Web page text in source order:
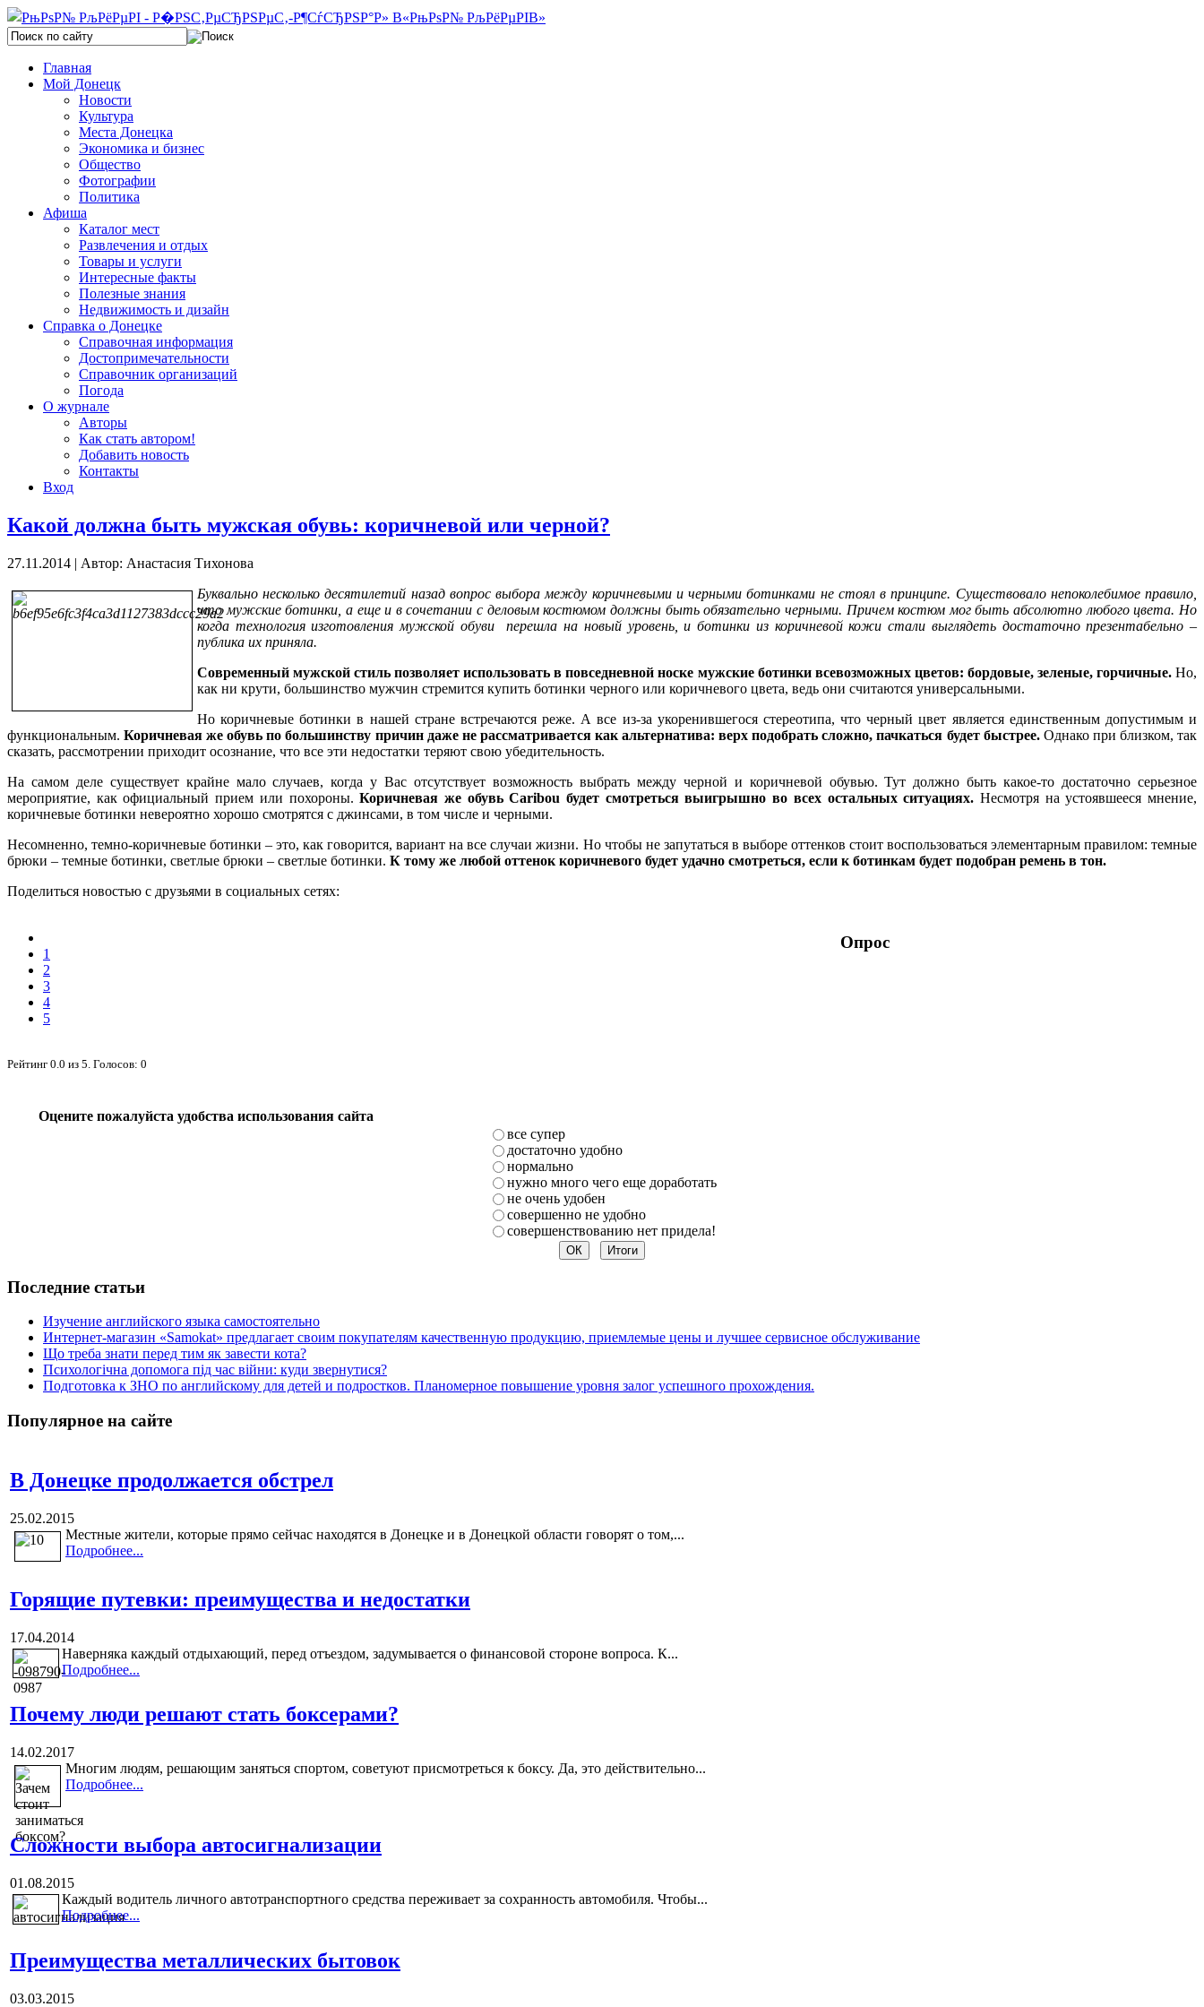
Главная
Мой Донецк
Новости
Культура
Места Донецка
Экономика и бизнес
Общество
Фотографии
Политика
Афиша
Каталог мест
Развлечения и отдых
Товары и услуги
Интересные факты
Полезные знания
Недвижимость и дизайн
Справка о Донецке
Справочная информация
Достопримечательности
Справочник организаций
Погода
О журнале
Авторы
Как стать автором!
Добавить новость
Контакты
Вход
Какой должна быть мужская обувь: коричневой или черной?
27.11.2014 | Автор: Анастасия Тихонова
Буквально несколько десятилетий назад вопрос выбора между коричневыми и черными ботинками не стоял в принципе. Существовало непоколебимое правило,
что мужские ботинки, а еще и в сочетании с деловым костюмом должны быть обязательно черными. Причем костюм мог быть абсолютно любого цвета. Но
когда технология изготовления мужской обуви перешла на новый уровень, и ботинки из коричневой кожи стали выглядеть достаточно презентабельно –
публика их приняла.
Современный мужской стиль позволяет использовать в повседневной носке мужские ботинки всевозможных цветов: бордовые, зеленые, горчичные.Но,
как ни крути, большинство мужчин стремится купить ботинки черного или коричневого цвета, ведь они считаются универсальными.
Но коричневые ботинки в нашей стране встречаются реже. А все из-за укоренившегося стереотипа, что черный цвет является единственным допустимым и
функциональным.Коричневая же обувь по большинству причин даже не рассматривается как альтернатива: верх подобрать сложно, пачкаться будет быстрее.Однако при близком, так
сказать, рассмотрении приходит осознание, что все эти недостатки теряют свою убедительность.
На самом деле существует крайне мало случаев, когда у Вас отсутствует возможность выбрать между черной и коричневой обувью. Тут должно быть какое-то достаточно серьезное
мероприятие, как официальный прием или похороны.Коричневая же обувь Caribou будет смотреться выигрышно во всех остальных ситуациях. Несмотря на устоявшееся мнение,
коричневые ботинки невероятно хорошо смотрятся с джинсами, в том числе и черными.
Несомненно, темно-коричневые ботинки – это, как говорится, вариант на все случаи жизни. Но чтобы не запутаться в выборе оттенков стоит воспользоваться элементарным правилом: темные
брюки – темные ботинки, светлые брюки – светлые ботинки. К тому же любой оттенок коричневого будет удачно смотреться, если к ботинкам будет подобран ремень в тон.
Поделиться новостью с друзьями в социальных сетях:
1
2
3
4
5
Рейтинг 0.0 из 5 . Голосов: 0
Опрос
Оцените пожалуйста удобства использования сайта
все супер
достаточно удобно
нормально
нужно много чего еще доработать
не очень удобен
совершенно не удобно
совершенствованию нет придела!
Последние статьи
Изучение английского языка самостоятельно
Интернет-магазин «Samokat» предлагает своим покупателям качественную продукцию, приемлемые цены и лучшее сервисное обслуживание
Що треба знати перед тим як завести кота?
Психологічна допомога під час війни: куди звернутися?
Подготовка к ЗНО по английскому для детей и подростков. Планомерное повышение уровня залог успешного прохождения.
Популярное на сайте
В Донецке продолжается обстрел
25.02.2015
Местные жители, которые прямо сейчас находятся в Донецке и в Донецкой области говорят о том,...
Подробнее...
Горящие путевки: преимущества и недостатки
17.04.2014
Наверняка каждый отдыхающий, перед отъездом, задумывается о финансовой стороне вопроса. К...
Подробнее...
Почему люди решают стать боксерами?
14.02.2017
Многим людям, решающим заняться спортом, советуют присмотреться к боксу. Да, это действительно...
Подробнее...
Сложности выбора автосигнализации
01.08.2015
Каждый водитель личного автотранспортного средства переживает за сохранность автомобиля. Чтобы...
Подробнее...
Преимущества металлических бытовок
03.03.2015